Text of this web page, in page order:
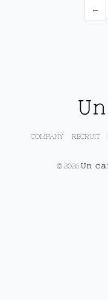
←
COMPANY RECRUIT
© 2026